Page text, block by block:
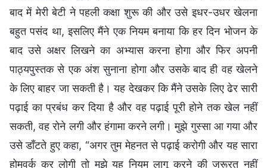
बाद में मेरी बेटी ने पहली कक्षा शुरू की और उसे इधर-उधर खेलना
बहुत पसंद था, इसलिए मैंने एक नियम बनाया कि हर दिन भोजन के
बाद उसे अक्षर लिखने का अभ्यास करना होगा और फिर अपनी
पाठ्यपुस्तक से एक अंश सुनाना होगा और उसके बाद ही वह खेलने
के लिए बाहर जा सकती है। यह देखकर कि मैंने उसके लिए ढेर सारी
पढ़ाई का प्रबंध कर दिया है और वह पढ़ाई पूरी होने तक खेल नहीं
सकती, वह रोने लगी और हंगामा करने लगी। मुझे गुस्सा आ गया और
उसे डाँटते हुए कहा, “अगर तुम मेहनत से पढ़ाई करोगी और यह सारा
होमवर्क कर लोगी तो मुझे यह नियम लागू करने की जरूरत नहीं